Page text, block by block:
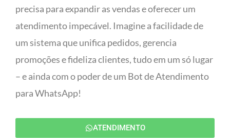
precisa para expandir as vendas e oferecer um
atendimento impecável. Imagine a facilidade de
um sistema que unifica pedidos, gerencia
promoções e fideliza clientes, tudo em um só lugar
– e ainda com o poder de um Bot de Atendimento
para WhatsApp!
ATENDIMENTO